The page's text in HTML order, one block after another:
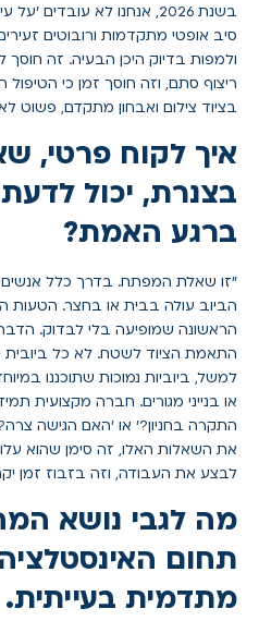
בשנת 2026, אנחנו לא עובדים
סיב אופטי מתקדמות ורובוטים
ולמפות בדיוק היכן הבעיה. זה חוסך
ריצוף סתם, וזה חוסך זמן כי
בציוד צילום ואבחון מתקדם, פשוט לא
איך לקוח פרטי,
בצנרת, יכול
ברגע האמת?
"זו שאלת המפתח. בדרך כלל
הביוב עולה בבית או בחצר.
הראשונה שמופיעה בלי לבדוק.
התאמת הציוד לשטח. לא כל ביובית
למשל, ביוביות נמוכות שתוכננו
או בנייני מגורים. חברה מקצועית
התקרה בחניון?' או 'האם הגישה
את השאלות האלו, זה סימן שהוא
לבצע את העבודה, וזה בזבוז זמן
מה לגבי נושא
תחום
מתדמית בעייתית.